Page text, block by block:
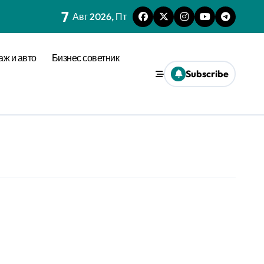
7 Авг 2026, Пт
и авто Бизнес советник
Subscribe